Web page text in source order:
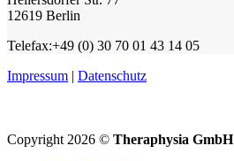
12619 Berlin
Telefax:+49 (0) 30 70 01 43 14 05
Impressum | Datenschutz
Copyright 2026 © Theraphysia GmbH